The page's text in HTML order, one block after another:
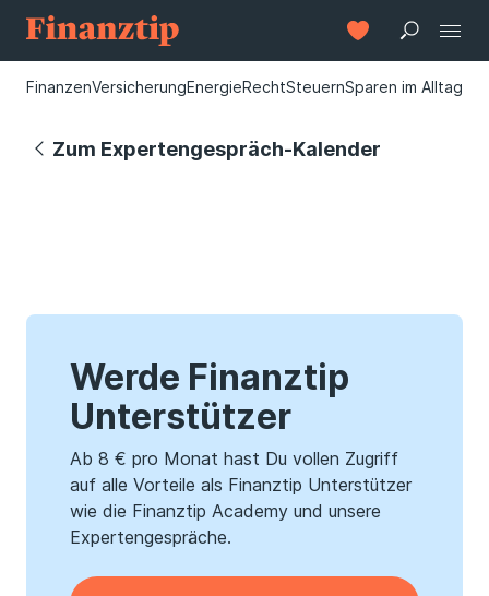
FinanzenVersicherungEnergieRechtSteuernSparen im Alltag
Zum Expertengespräch-Kalender
Werde Finanztip
Unterstützer
Ab 8 € pro Monat hast Du vollen Zugriff
auf alle Vorteile als Finanztip Unterstützer
wie die Finanztip Academy und unsere
Expertengespräche.